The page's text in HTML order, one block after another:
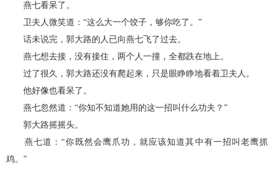
燕七看呆了。
卫夫人微笑道：“这么大一个饺子，够你吃了。”
话未说完，郭大路的人已向燕七飞了过去。
燕七想去接，没有接住，两个人一撞，全都跌在地上。
过了很久，郭大路还没有爬起来，只是眼睁睁地看着卫夫人。
他好像也看呆了。
燕七忽然道：“你知不知道她用的这一招叫什么功夫？”
郭大路摇摇头。
燕七道：“你既然会鹰爪功，就应该知道其中有一招叫老鹰抓
鸡。”